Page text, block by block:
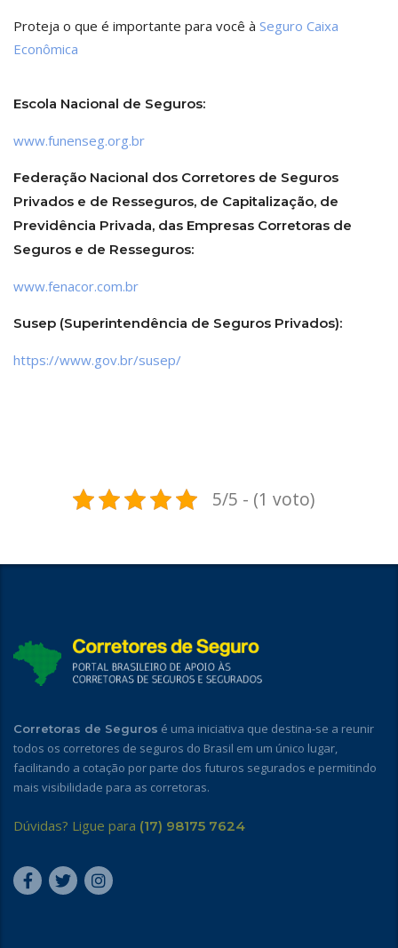
Proteja o que é importante para você à Seguro Caixa
Econômica
Escola Nacional de Seguros:
www.funenseg.org.br
Federação Nacional dos Corretores de Seguros
Privados e de Resseguros, de Capitalização, de
Previdência Privada, das Empresas Corretoras de
Seguros e de Resseguros:
www.fenacor.com.br
Susep (Superintendência de Seguros Privados):
https://www.gov.br/susep/
5/5 - (1 voto)
Corretoras de Seguros é uma iniciativa que destina-se a reunir
todos os corretores de seguros do Brasil em um único lugar,
facilitando a cotação por parte dos futuros segurados e permitindo
mais visibilidade para as corretoras.
Dúvidas? Ligue para (17) 98175 7624